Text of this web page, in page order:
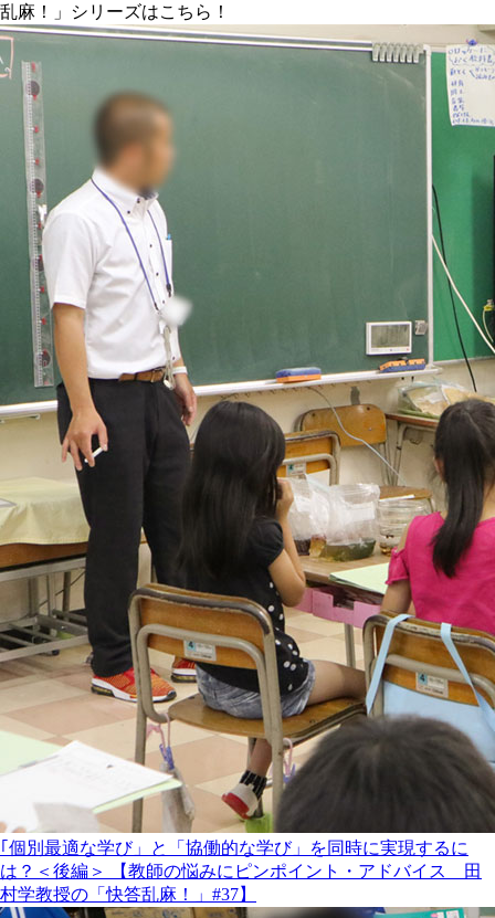
乱麻！」シリーズはこちら！
｢個別最適な学び」と「協働的な学び」を同時に実現するに
は？＜後編＞ 【教師の悩みにピンポイント・アドバイス 田
村学教授の「快答乱麻！」#37】